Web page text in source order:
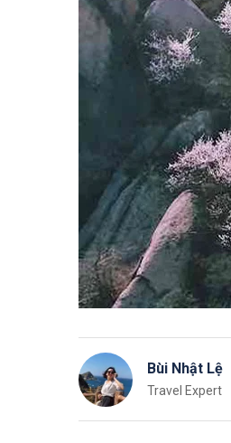
Bùi Nhật Lệ
Travel Expert